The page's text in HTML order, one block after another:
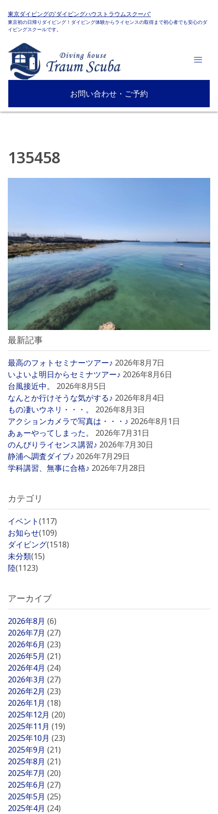
東京ダイビングの'ダイビングハウストラウムスクーバ'
東京初の日帰りダイビング！ダイビング体験からライセンスの取得まで初心者でも安心のダ
イビングスクールです。
お問い合わせ・ご予約
135458
最新記事
最高のフォトセミナーツアー♪ 2026年8月7日
いよいよ明日からセミナツアー♪ 2026年8月6日
台風接近中。
2026年8月5日
なんとか行けそうな気がする♪ 2026年8月4日
もの凄いウネリ・・・。
2026年8月3日
アクションカメラで写真は・・・♪ 2026年8月1日
あぁーやってしまった。
2026年7月31日
のんびりライセンス講習♪ 2026年7月30日
静浦へ調査ダイブ♪ 2026年7月29日
学科講習、無事に合格♪ 2026年7月28日
カテゴリ
イベント(117)
お知らせ(109)
ダイビング(1518)
未分類(15)
陸(1123)
アーカイブ
2026年8月 (6)
2026年7月 (27)
2026年6月 (23)
2026年5月 (21)
2026年4月 (24)
2026年3月 (27)
2026年2月 (23)
2026年1月 (18)
2025年12月 (20)
2025年11月 (19)
2025年10月 (23)
2025年9月 (21)
2025年8月 (21)
2025年7月 (20)
2025年6月 (27)
2025年5月 (25)
2025年4月 (24)